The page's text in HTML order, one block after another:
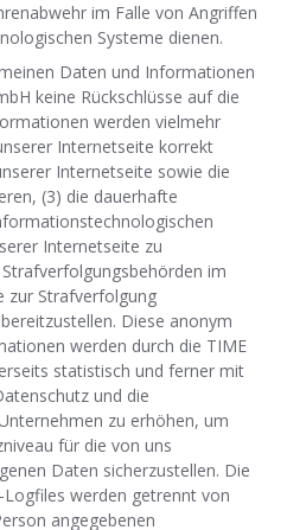
im Falle von Angriffen
Systeme dienen.
Daten und Informationen
keine Rückschlüsse auf die
werden vielmehr
Internetseite korrekt
Internetseite sowie die
(3) die dauerhafte
Internetseite zu
im
zur Strafverfolgung
Diese anonym
werden durch die TIME
statistisch und ferner mit
und die
zu erhöhen, um
für die von uns
Daten sicherzustellen. Die
werden getrennt von
angegebenen